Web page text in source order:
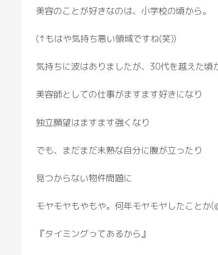
美容のことが好きなのは、小学校の頃から。
(↑もはや気持ち悪い領域ですね(笑))
気持ちに波はありましたが、30代を越えた頃
美容師としての仕事がますます好きになり
独立願望はますます強くなり
でも、まだまだ未熟な自分に腹が立ったり
見つからない物件問題に
モヤモヤもやもや。何年モヤモヤしたことか
『タイミングってあるから』